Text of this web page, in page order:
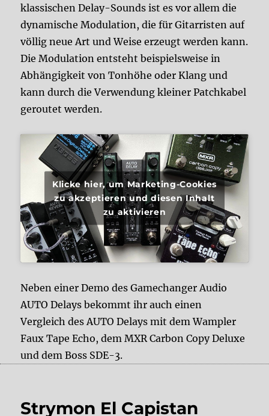
klassischen Delay-Sounds ist es vor allem die
dynamische Modulation, die für Gitarristen auf
völlig neue Art und Weise erzeugt werden kann.
Die Modulation entsteht beispielsweise in
Abhängigkeit von Tonhöhe oder Klang und
kann durch die Verwendung kleiner Patchkabel
geroutet werden.
Klicke hier, um Marketing-Cookies
zu akzeptieren und diesen Inhalt
zu aktivieren
Neben einer Demo des Gamechanger Audio
AUTO Delays bekommt ihr auch einen
Vergleich des AUTO Delays mit dem Wampler
Faux Tape Echo, dem MXR Carbon Copy Deluxe
und dem Boss SDE-3.
Strymon El Capistan